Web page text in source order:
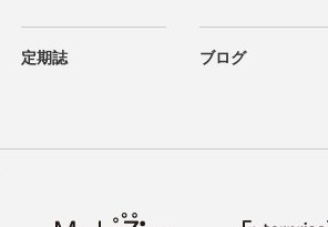
定期誌 ブログ